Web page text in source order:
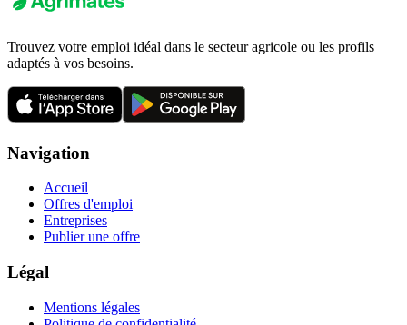
Trouvez votre emploi idéal dans le secteur agricole ou les profils
adaptés à vos besoins.
Navigation
Accueil
Offres d'emploi
Entreprises
Publier une offre
Légal
Mentions légales